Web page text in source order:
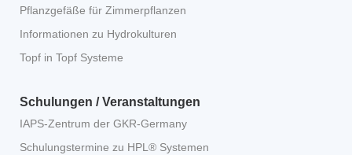
Pflanzgefäße für Zimmerpflanzen
Informationen zu Hydrokulturen
Topf in Topf Systeme
Schulungen / Veranstaltungen
IAPS-Zentrum der GKR-Germany
Schulungstermine zu HPL® Systemen